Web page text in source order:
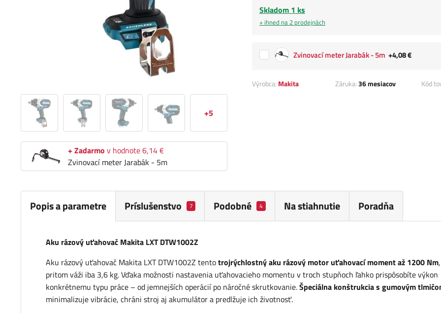
+5
+ Zadarmo v hodnote 6,14 €
Zvinovací meter Jarabák - 5m
Skladom 1 ks
+ ihned na 2 prodejnách
Zvinovací meter Jarabák - 5m +4,08 €
Výrobca: Makita Záruka:36 mesiacov Kód
Popis a parametre Príslušenstvo 7 Podobné 4 Na stiahnutie Poradňa
Aku rázový uťahovač Makita LXT DTW1002Z
Aku rázový uťahovač Makita LXT DTW1002Z tentotrojrýchlostný aku rázový motor uťahovací moment až 1200 Nm,
pritom váži iba 3,6 kg. Vďaka možnosti nastavenia uťahovacieho momentu v troch stupňoch ľahko prispôsobíte výkon
konkrétnemu typu práce – od jemnejších operácií po náročné skrutkovanie.Špeciálna konštrukcia s gumovým
minimalizuje vibrácie, chráni stroj aj akumulátor a predlžuje ich životnosť.